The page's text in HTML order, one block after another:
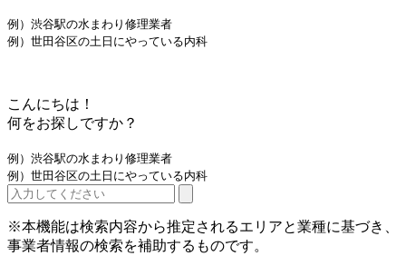
例）渋谷駅の水まわり修理業者
例）世田谷区の土日にやっている内科
こんにちは！
何をお探しですか？
例）渋谷駅の水まわり修理業者
例）世田谷区の土日にやっている内科
※本機能は検索内容から推定されるエリアと業種に基づき、
事業者情報の検索を補助するものです。